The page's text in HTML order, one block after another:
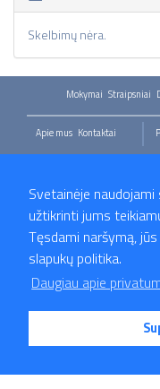
Svetainėje naudojami
užtikrinti jums
Tęsdami naršymą,
slapukų politika.
Daugiau apie
Skelbimų nėra.
Mokymai Straipsniai
Apie mus Kontaktai
2026 Firsty.lt -